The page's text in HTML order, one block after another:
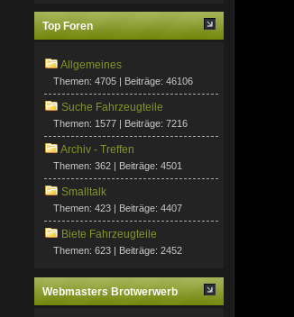
Top Foren
Allgemeines
Themen: 4705 | Beiträge: 46106
Suche Fahrzeugteile
Themen: 1577 | Beiträge: 7216
Archiv - Treffen
Themen: 362 | Beiträge: 4501
Smalltalk
Themen: 423 | Beiträge: 4407
Biete Fahrzeugteile
Themen: 623 | Beiträge: 2452
Webmasters Brotwerwerb